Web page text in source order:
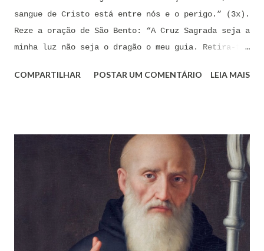
sangue de Cristo está entre nós e o perigo.” (3x).
Reze a oração de São Bento: “A Cruz Sagrada seja a
minha luz não seja o dragão o meu guia. Retira-te
que me ofereces, bebe tu mesmo o teu veneno.” Reze
Aleluia!” Proclame com fé e autoridade: “O Senhor
te confunda satã, confunda-te o Senhor.” (Zacarias
3,2) Reze: Ave Maria cheia de Graça... Oração: Eu
(diga seu nome completo), neste momento, coloco-me
na presença de meu Senhor, Rei e Salvador Jesus
Cristo, sob os cuidados e a intercessão de minha
Mãe Santíssima e Mãe do meu Senhor, a Virgem
COMPARTILHAR POSTAR UM COMENTÁRIO LEIA MAIS